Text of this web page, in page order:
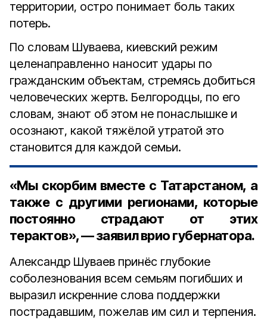
территории, остро понимает боль таких
потерь.
По словам Шуваева, киевский режим
целенаправленно наносит удары по
гражданским объектам, стремясь добиться
человеческих жертв. Белгородцы, по его
словам, знают об этом не понаслышке и
осознают, какой тяжёлой утратой это
становится для каждой семьи.
«Мы скорбим вместе с Татарстаном, а
также с другими регионами, которые
постоянно страдают от этих
терактов», — заявил врио губернатора.
Александр Шуваев принёс глубокие
соболезнования всем семьям погибших и
выразил искренние слова поддержки
пострадавшим, пожелав им сил и терпения.